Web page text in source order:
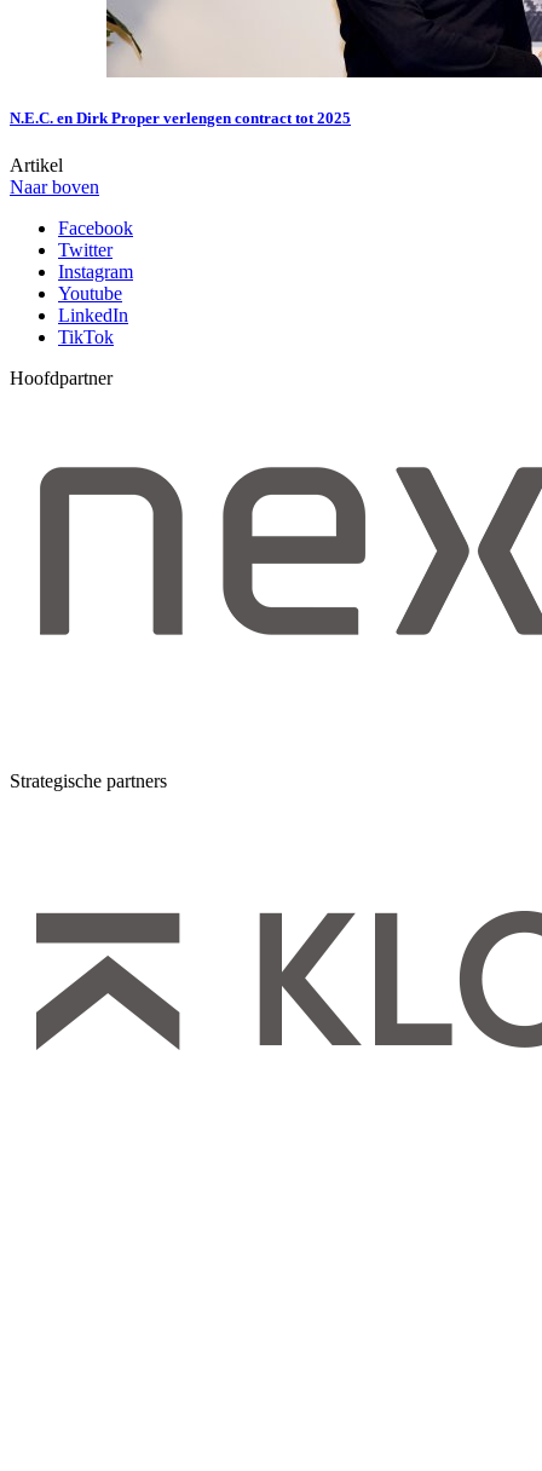
N.E.C. en Dirk Proper verlengen contract tot 2025
Artikel
Naar boven
Facebook
Twitter
Instagram
Youtube
LinkedIn
TikTok
Hoofdpartner
Strategische partners